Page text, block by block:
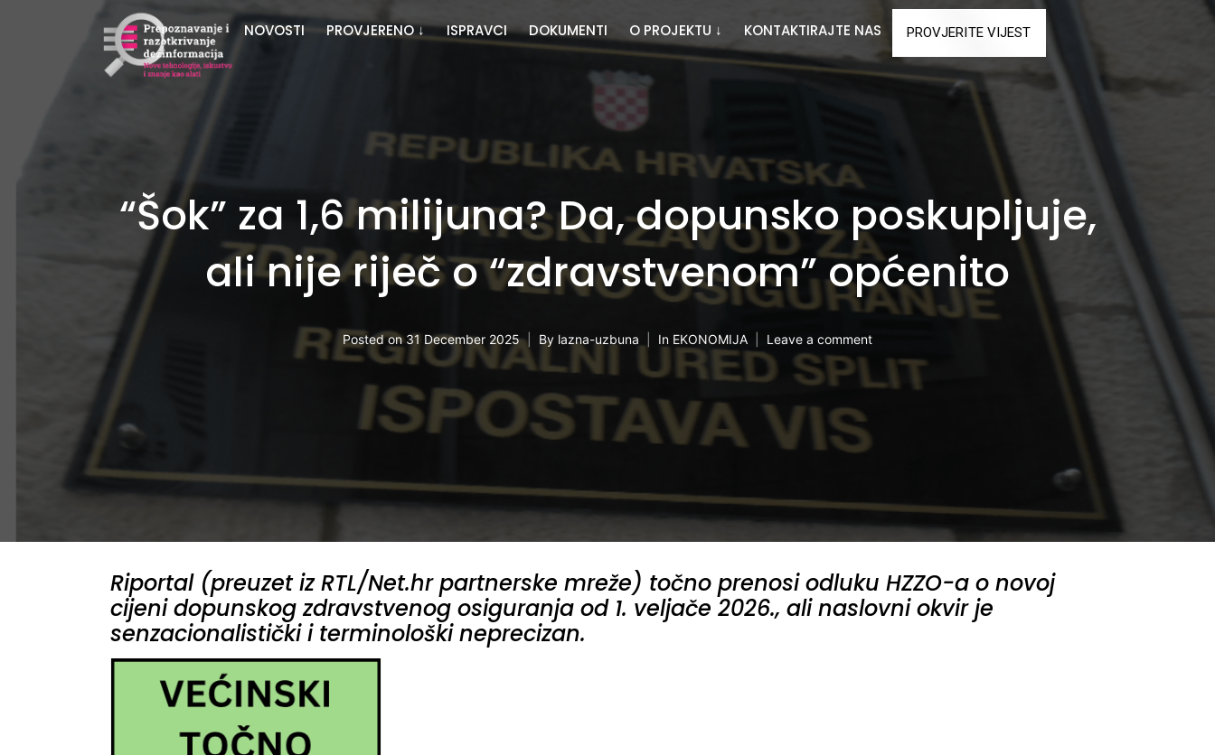
NOVOSTI PROVJERENO ↓ ISPRAVCI DOKUMENTI O PROJEKTU ↓ KONTAKTIRAJTE NAS PROVJERITE VIJEST
“Šok” za 1,6 milijuna? Da, dopunsko poskupljuje,
ali nije riječ o “zdravstvenom” općenito
Posted on31 December 2025 By lazna-uzbuna In EKONOMIJA Leave a comment
Riportal (preuzet iz RTL/Net.hr partnerske mreže) točno prenosi odluku HZZO-a o novoj
cijeni dopunskog zdravstvenog osiguranja od 1. veljače 2026., ali naslovni okvir je
senzacionalistički i terminološki neprecizan.